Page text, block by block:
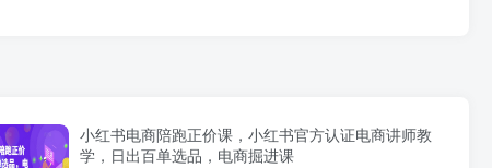
小红书电商陪跑正价课，小红书官方认证电商讲师教
学，日出百单选品，电商掘进课